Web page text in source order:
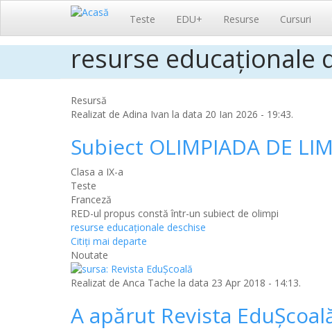
conținutul
Navigare
principală
Teste EDU+ Resurse Cursuri
resurse educaționale
Resursă
Realizat de Adina Ivan la data 20 Ian 2026 - 19:43.
Subiect OLIMPIADA DE
Clasa a IX-a
Teste
Franceză
RED-ul propus constă într-un subiect de olimpi
resurse educaționale deschise
Citiţi mai departe
Noutate
Realizat de Anca Tache la data 23 Apr 2018 - 14:13.
A apărut Revista